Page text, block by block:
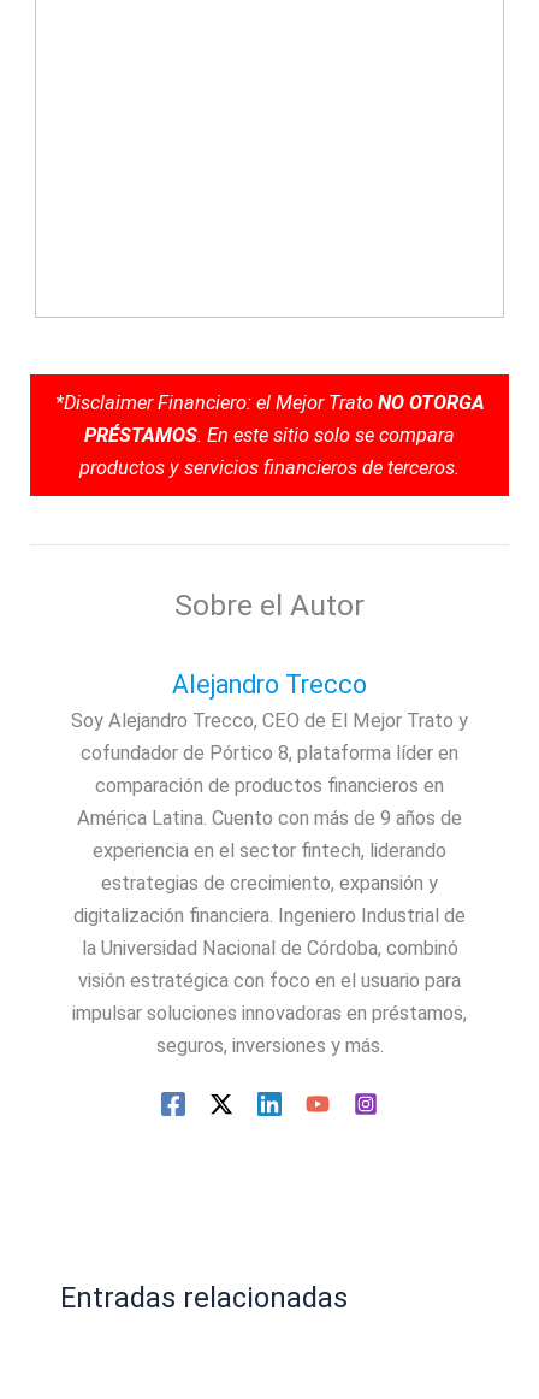
*Disclaimer Financiero: el Mejor Trato NO OTORGA
PRÉSTAMOS. En este sitio solo se compara
productos y servicios financieros de terceros.
Sobre el Autor
Alejandro Trecco
Soy Alejandro Trecco, CEO de El Mejor Trato y
cofundador de Pórtico 8, plataforma líder en
comparación de productos financieros en
América Latina. Cuento con más de 9 años de
experiencia en el sector fintech, liderando
estrategias de crecimiento, expansión y
digitalización financiera. Ingeniero Industrial de
la Universidad Nacional de Córdoba, combinó
visión estratégica con foco en el usuario para
impulsar soluciones innovadoras en préstamos,
seguros, inversiones y más.
Entradas relacionadas